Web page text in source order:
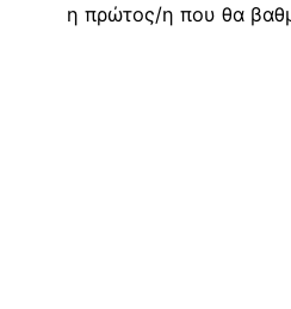
η πρώτος/η που θα